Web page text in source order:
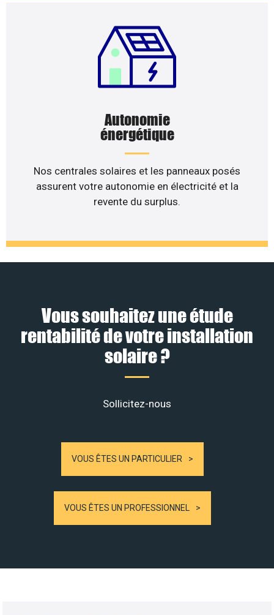
Autonomie
énergétique
Nos centrales solaires et les panneaux posés
assurent votre autonomie en électricité et la
revente du surplus.
Vous souhaitez une étude
rentabilité de votre installation
solaire ?
Sollicitez-nous
VOUS ÊTES UN PARTICULIER
VOUS ÊTES UN PROFESSIONNEL